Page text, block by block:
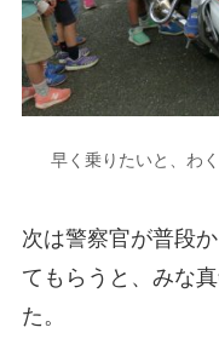
早く乗りたいと、わ
次は警察官が普段
てもらうと、みな
た。